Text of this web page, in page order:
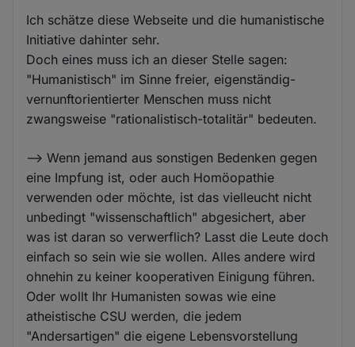
Ich schätze diese Webseite und die humanistische
Initiative dahinter sehr.
Doch eines muss ich an dieser Stelle sagen:
"Humanistisch" im Sinne freier, eigenständig-
vernunftorientierter Menschen muss nicht
zwangsweise "rationalistisch-totalitär" bedeuten.
--> Wenn jemand aus sonstigen Bedenken gegen
eine Impfung ist, oder auch Homöopathie
verwenden oder möchte, ist das vielleucht nicht
unbedingt "wissenschaftlich" abgesichert, aber
was ist daran so verwerflich? Lasst die Leute doch
einfach so sein wie sie wollen. Alles andere wird
ohnehin zu keiner kooperativen Einigung führen.
Oder wollt Ihr Humanisten sowas wie eine
atheistische CSU werden, die jedem
"Andersartigen" die eigene Lebensvorstellung